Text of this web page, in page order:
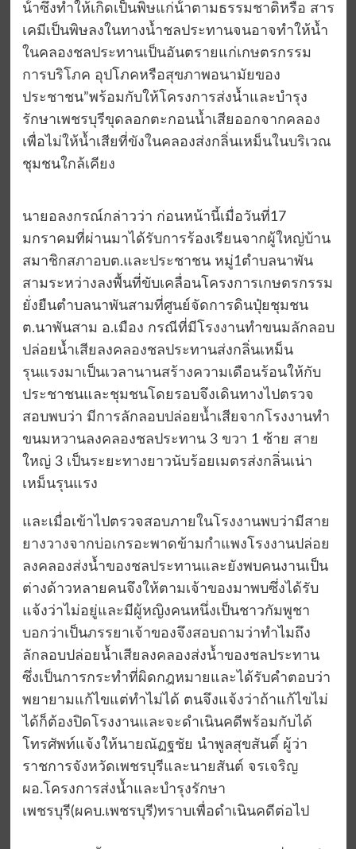
น้ําซึ่งทำให้เกิดเป็นพิษแก่น้ําตามธรรมชาติหรือ สาร
เคมีเป็นพิษลงในทางน้ำชลประทานจนอาจทำให้น้ำ
ในคลองชลประทานเป็นอันตรายแก่เกษตรกรรม
การบริโภค อุปโภคหรือสุขภาพอนามัยของ
ประชาชน”พร้อมกับให้โครงการส่งน้ำและบำรุง
รักษาเพชรบุรีขุดลอกตะกอนน้ำเสียออกจากคลอง
เพื่อไม่ให้น้ำเสียที่ขังในคลองส่งกลิ่นเหม็นในบริเวณ
ชุมชนใกล้เคียง
นายอลงกรณ์กล่าวว่า ก่อนหน้านี้เมื่อวันที่17
มกราคมที่ผ่านมาได้รับการร้องเรียนจากผู้ใหญ่บ้าน
สมาชิกสภาอบต.และประชาชน หมู่1ตำบลนาพัน
สามระหว่างลงพื้นที่ขับเคลื่อนโครงการเกษตรกรรม
ยั่งยืนตำบลนาพันสามที่ศูนย์จัดการดินปุ๋ยชุมชน
ต.นาพันสาม อ.เมือง กรณีที่มีโรงงานทำขนมลักลอบ
ปล่อยน้ำเสียลงคลองชลประทานส่งกลิ่นเหม็น
รุนแรงมาเป็นเวลานานสร้างความเดือนร้อนให้กับ
ประชาชนและชุมชนโดยรอบจึงเดินทางไปตรวจ
สอบพบว่า มีการลักลอบปล่อยน้ำเสียจากโรงงานทำ
ขนมหวานลงคลองชลประทาน 3 ขวา 1 ซ้าย สาย
ใหญ่ 3 เป็นระยะทางยาวนับร้อยเมตรส่งกลิ่นเน่า
เหม็นรุนแรง
และเมื่อเข้าไปตรวจสอบภายในโรงงานพบว่ามีสาย
ยางวางจากบ่อเกรอะพาดข้ามกำแพงโรงงานปล่อย
ลงคลองส่งน้ำของชลประทานและยังพบคนงานเป็น
ต่างด้าวหลายคนจึงให้ตามเจ้าของมาพบซึ่งได้รับ
แจ้งว่าไม่อยู่และมีผู้หญิงคนหนึ่งเป็นชาวกัมพูชา
บอกว่าเป็นภรรยาเจ้าของจึงสอบถามว่าทำไมถึง
ลักลอบปล่อยน้ำเสียลงคลองส่งน้ำของชลประทาน
ซึ่งเป็นการกระทำที่ผิดกฎหมายและได้รับคำตอบว่า
พยายามแก้ไขแต่ทำไม่ได้ ตนจึงแจ้งว่าถ้าแก้ไขไม่
ได้ก็ต้องปิดโรงงานและจะดำเนินคดีพร้อมกับได้
โทรศัพท์แจ้งให้นายณัฏฐชัย นำพูลสุขสันติ์ ผู้ว่า
ราชการจังหวัดเพชรบุรีและนายสันต์ จรเจริญ
ผอ.โครงการส่งน้ำและบำรุงรักษา
เพชรบุรี(ผคบ.เพชรบุรี)ทราบเพื่อดำเนินคดีต่อไป